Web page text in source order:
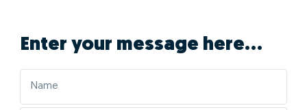
Enter your message here...